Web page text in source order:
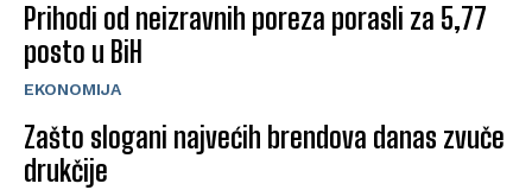
Prihodi od neizravnih poreza porasli za 5,77
posto u BiH
EKONOMIJA
Zašto slogani najvećih brendova danas zvuče
drukčije